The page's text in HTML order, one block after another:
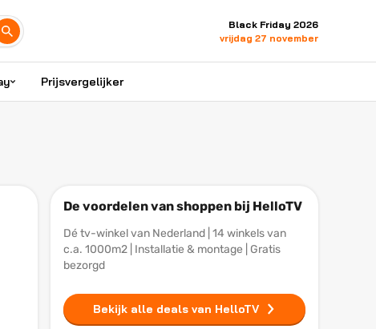
Black Friday 2026
vrijdag 27 november
Prijsvergelijker
De voordelen van shoppen bij HelloTV
Dé tv-winkel van Nederland | 14 winkels van
c.a. 1000m2 | Installatie & montage | Gratis
bezorgd
Bekijk alle deals van HelloTV